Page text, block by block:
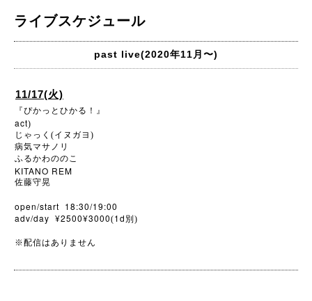
ライブスケジュール
past live(2020年11月〜)
11/17(火)
『ぴかっとひかる！』
act)
じゃっく(イヌガヨ)
病気マサノリ
ふるかわののこ
KITANO REM
佐藤守晃
open/start 18:30/19:00
adv/day ¥2500¥3000(1d 別)
※配信はありません